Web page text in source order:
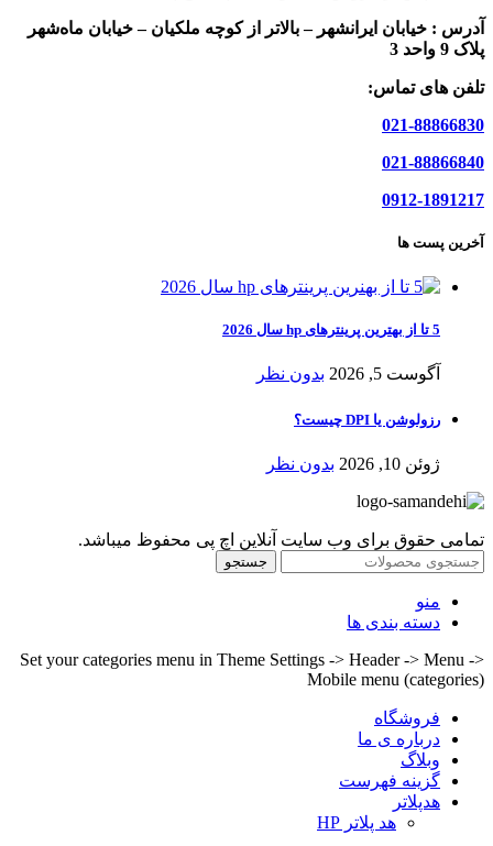
آدرس : خیابان ایرانشهر – بالاتر از کوچه ملکیان – خیابان ماه‌شهر
پلاک 9 واحد 3
تلفن های تماس:
021-88866830
021-88866840
0912-1891217
آخرین پست ها
5 تا از بهترین پرینترهای hp سال 2026
آگوست 5, 2026 بدون نظر
رزولوشن یا DPI چیست؟
ژوئن 10, 2026 بدون نظر
تمامی حقوق برای وب سایت آنلاین اچ پی محفوظ میباشد.
جستجو
منو
دسته بندی ها
Set your categories menu in Theme Settings -> Header -> Menu ->
Mobile menu (categories)
فروشگاه
درباره ی ما
وبلاگ
گزینه فهرست
هدپلاتر
هد پلاتر HP